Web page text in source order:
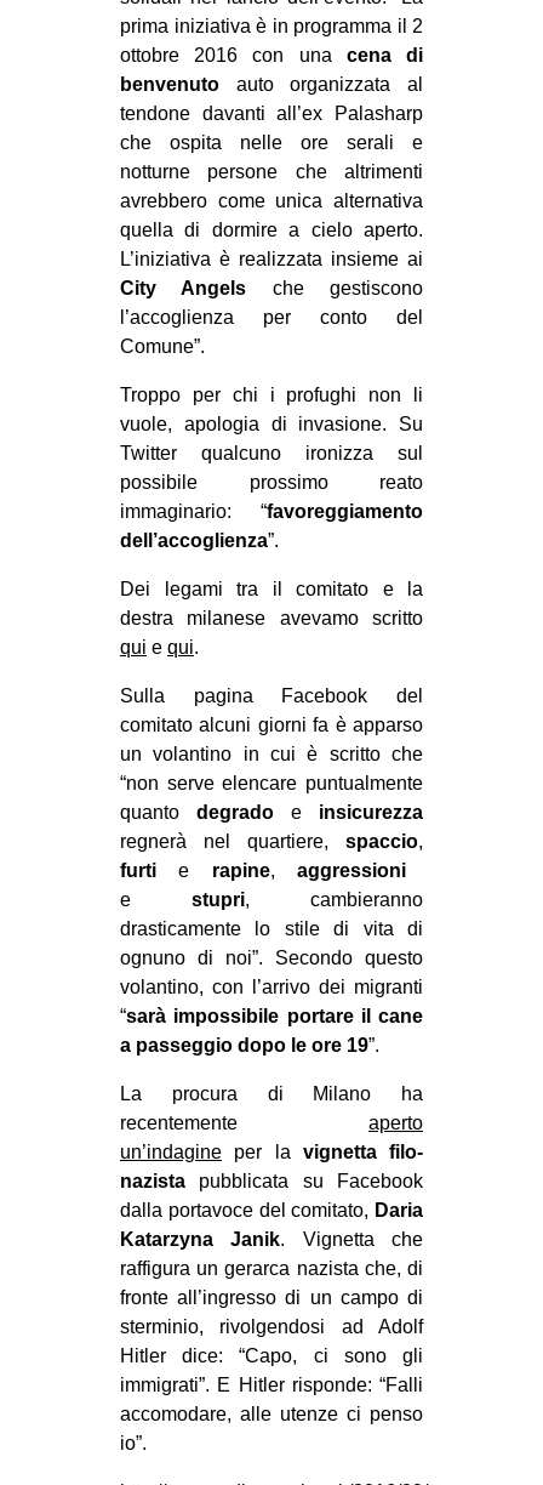
prima iniziativa è in programma il 2
ottobre 2016 con una cena di
benvenuto auto organizzata al
tendone davanti all’ex Palasharp
che ospita nelle ore serali e
notturne persone che altrimenti
avrebbero come unica alternativa
quella di dormire a cielo aperto.
L’iniziativa è realizzata insieme ai
City Angels che gestiscono
l’accoglienza per conto del
Comune”.
Troppo per chi i profughi non li
vuole, apologia di invasione. Su
Twitter qualcuno ironizza sul
possibile prossimo reato
immaginario: “favoreggiamento
dell’accoglienza”.
Dei legami tra il comitato e la
destra milanese avevamo scritto
qui e qui.
Sulla pagina Facebook del
comitato alcuni giorni fa è apparso
un volantino in cui è scritto che
“non serve elencare puntualmente
quanto degrado e insicurezza
regnerà nel quartiere, spaccio,
furti e rapine, aggressioni
e stupri, cambieranno
drasticamente lo stile di vita di
ognuno di noi”. Secondo questo
volantino, con l’arrivo dei migranti
“sarà impossibile portare il cane
a passeggio dopo le ore 19”.
La procura di Milano ha
recentemente aperto
un’indagine per la vignetta filo-
nazista pubblicata su Facebook
dalla portavoce del comitato, Daria
Katarzyna Janik. Vignetta che
raffigura un gerarca nazista che, di
fronte all’ingresso di un campo di
sterminio, rivolgendosi ad Adolf
Hitler dice: “Capo, ci sono gli
immigrati”. E Hitler risponde: “Falli
accomodare, alle utenze ci penso
io”.